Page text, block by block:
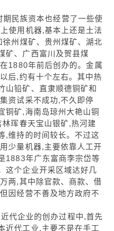
族资本也经营了一些使
使用机器,基本上还是土法
州煤矿、贵州煤矿、湖北
矿、广西富川及贺县煤
1880年前后创办的。金属
后,约有十个左右。其中热
山铅矿、直隶顺德铜矿和
资试采不成功,不久即停
铜矿,海南岛琼州大艳山铜
珲春天宝山银矿,热河建
,维持的时间较长。不过这
少量机器,主要依靠人工开
1883年广东富商李宗岱等
这个企业开采区域达好几
两,其中除官款、商款、借
因经营不善及地方政府不
企业的创办过程中,首先
近代工业,主要不是在手工